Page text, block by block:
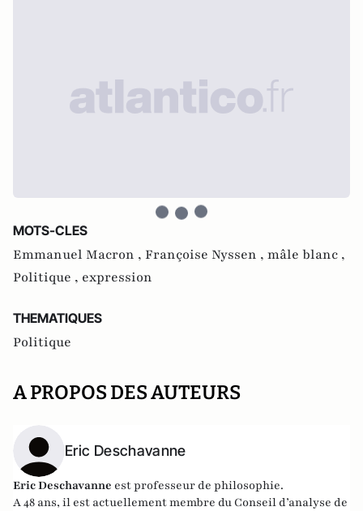
MOTS-CLES
Emmanuel Macron , Françoise Nyssen , mâle blanc ,
Politique , expression
THEMATIQUES
Politique
A PROPOS DES AUTEURS
Eric Deschavanne
Eric Deschavanne est professeur de philosophie.
A 48 ans, il est actuellement membre du Conseil d’analyse de